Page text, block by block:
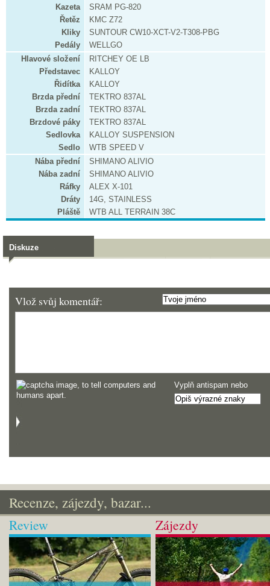
Kazeta
SRAM PG-820
Řetěz
KMC Z72
Kliky
SUNTOUR CW10-XCT-V2-T308-PBG
Pedály
WELLGO
Hlavové složení
RITCHEY OE LB
Představec
KALLOY
Řidítka
KALLOY
Brzda přední
TEKTRO 837AL
Brzda zadní
TEKTRO 837AL
Brzdové páky
TEKTRO 837AL
Sedlovka
KALLOY SUSPENSION
Sedlo
WTB SPEED V
Nába přední
SHIMANO ALIVIO
Nába zadní
SHIMANO ALIVIO
Ráfky
ALEX X-101
Dráty
14G, STAINLESS
Pláště
WTB ALL TERRAIN 38C
Diskuze
Vlož svůj komentář:
Vyplň antispam nebo
Recenze, zájezdy, bazar...
Review Zájezdy